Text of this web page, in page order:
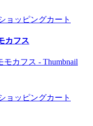
ョッピングカート
カフス
ョッピングカート